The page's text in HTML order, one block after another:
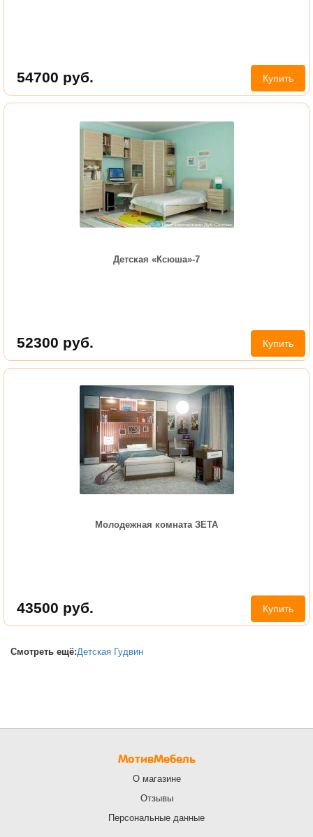
54700 руб. Купить
Детская «Ксюша»-7
52300 руб. Купить
Молодежная комната ЗЕТА
43500 руб. Купить
Смотреть ещё:Детская Гудвин
МотивМебель
О магазине
Отзывы
Персональные данные